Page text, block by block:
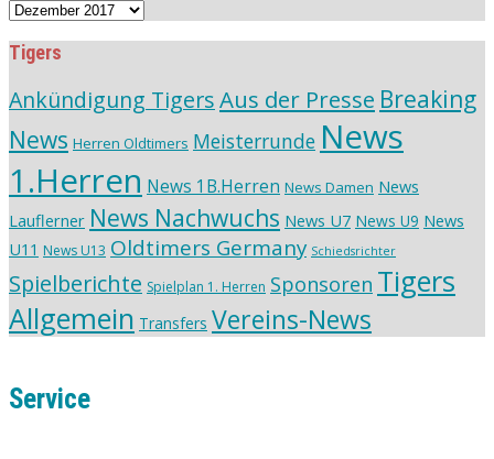
Vereinsarchiv
Tigers
Ankündigung TigersAus der Presse Breaking
News Herren Oldtimers Meisterrunde News
1.Herren News 1B.Herren News Damen News
Lauflerner News Nachwuchs News U7 News U9 News
U11 News U13 Oldtimers Germany Schiedsrichter
Spielberichte Spielplan 1. Herren Sponsoren Tigers
Allgemein Transfers Vereins-News
Service